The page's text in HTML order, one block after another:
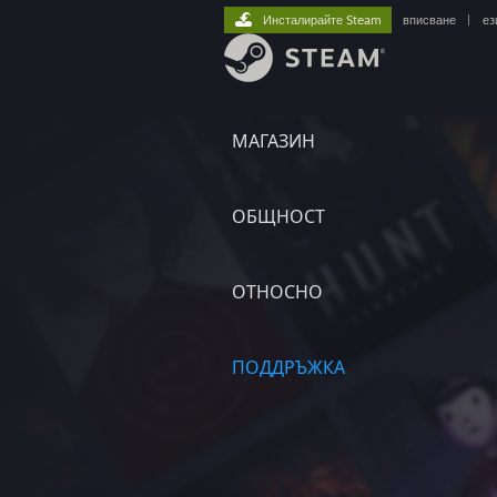
МАГАЗИН
ОБЩНОСТ
ОТНОСНО
ПОДДРЪЖКА
Инсталирайте Steam вписване